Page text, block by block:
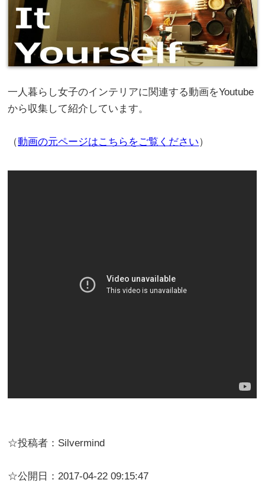
一人暮らし女子のインテリアに関連する動画をYoutube
から収集して紹介しています。
（動画の元ページはこちらをご覧ください）
☆投稿者：Silvermind
☆公開日：2017-04-22 09:15:47